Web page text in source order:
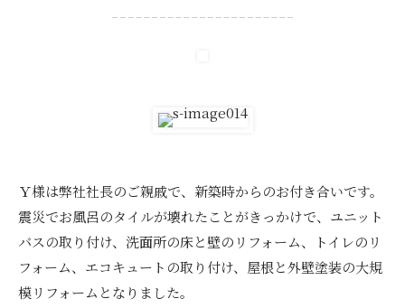
Ｙ様は弊社社長のご親戚で、新築時からのお付き合いです。
震災でお風呂のタイルが壊れたことがきっかけで、ユニット
バスの取り付け、洗面所の床と壁のリフォーム、トイレのリ
フォーム、エコキュートの取り付け、屋根と外壁塗装の大規
模リフォームとなりました。